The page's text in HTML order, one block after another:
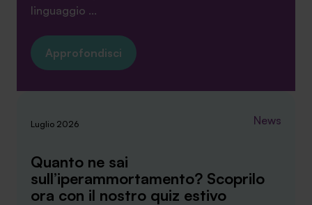
linguaggio ...
Approfondisci
Luglio 2026 News
Quanto ne sai
sull’iperammortamento? Scoprilo
ora con il nostro quiz estivo